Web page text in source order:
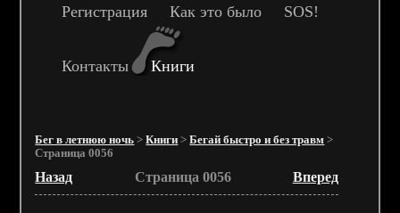
Регистрация Как это было SOS!
Контакты Книги
Бег в летнюю ночь >Книги >Бегай быстро и без травм >
Страница 0056
Назад Страница 0056 Вперед